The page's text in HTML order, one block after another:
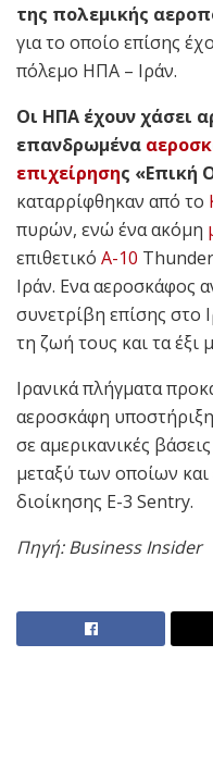
της πολεμικής
για το οποίο επίσης
πόλεμο ΗΠΑ – Ιράν.
Οι ΗΠΑ έχουν χάσει
επανδρωμένα
επιχείρησης «Επική
καταρρίφθηκαν από το
πυρών, ενώ ένα ακόμη
επιθετικό A-10
Ιράν. Ενα αεροσκάφος
συνετρίβη επίσης στο
τη ζωή τους και τα
Ιρανικά πλήγματα
αεροσκάφη
σε αμερικανικές
μεταξύ των οποίων
διοίκησης E-3 Sentry.
Πηγή: Business Insider